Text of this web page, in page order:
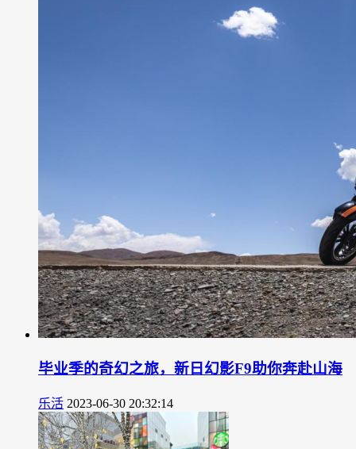
毕业季的奇幻之旅，新日幻影F9助你奔赴山海
乐活 2023-06-30 20:32:14